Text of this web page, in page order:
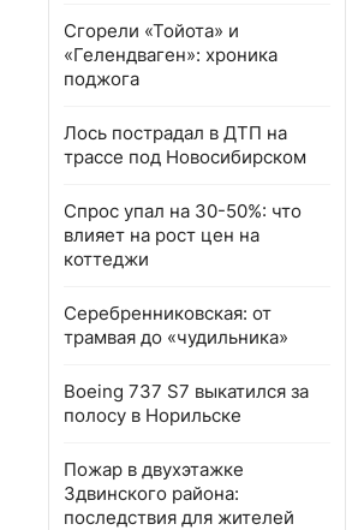
Сгорели «Тойота» и
«Гелендваген»: хроника
поджога
Лось пострадал в ДТП на
трассе под Новосибирском
Спрос упал на 30-50%: что
влияет на рост цен на
коттеджи
Серебренниковская: от
трамвая до «чудильника»
Boeing 737 S7 выкатился за
полосу в Норильске
Пожар в двухэтажке
Здвинского района:
последствия для жителей